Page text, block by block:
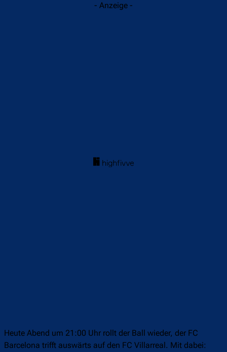
- Anzeige -
Heute Abend um 21:00 Uhr rollt der Ball wieder, der FC
Barcelona trifft auswärts auf den FC Villarreal. Mit dabei: